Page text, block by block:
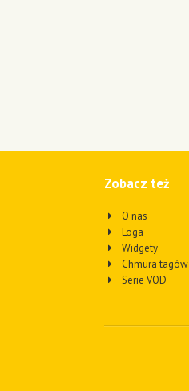
Zobacz też
O nas
Loga
Widgety
Chmura tagów
Serie VOD